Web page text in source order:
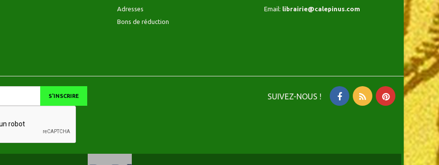
Adresses
Bons de réduction
Email: librairie@calepinus.com
SUIVEZ-NOUS !